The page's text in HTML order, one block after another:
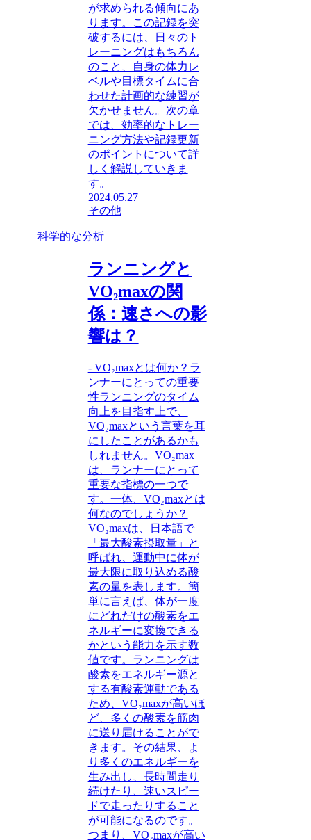
が求められる傾向にあ
ります。この記録を突
破するには、日々のト
レーニングはもちろん
のこと、自身の体力レ
ベルや目標タイムに合
わせた計画的な練習が
欠かせません。次の章
では、効率的なトレー
ニング方法や記録更新
のポイントについて詳
しく解説していきま
す。
2024.05.27
その他
科学的な分析
ランニングと
VO₂maxの関
係：速さへの影
響は？
- VO₂maxとは何か？ラ
ンナーにとっての重要
性ランニングのタイム
向上を目指す上で、
VO₂maxという言葉を耳
にしたことがあるかも
しれません。VO₂max
は、ランナーにとって
重要な指標の一つで
す。一体、VO₂maxとは
何なのでしょうか？
VO₂maxは、日本語で
「最大酸素摂取量」と
呼ばれ、運動中に体が
最大限に取り込める酸
素の量を表します。簡
単に言えば、体が一度
にどれだけの酸素をエ
ネルギーに変換できる
かという能力を示す数
値です。ランニングは
酸素をエネルギー源と
する有酸素運動である
ため、VO₂maxが高いほ
ど、多くの酸素を筋肉
に送り届けることがで
きます。その結果、よ
り多くのエネルギーを
生み出し、長時間走り
続けたり、速いスピー
ドで走ったりすること
が可能になるのです。
つまり、VO₂maxが高い